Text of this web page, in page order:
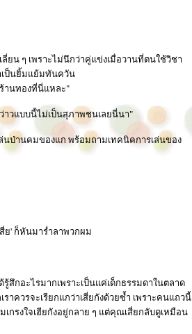
ยน ๆ เพราะไม่นึกว่าคู่แข่งเมื่อวานที่ตนใช้วิชา
เป็นยิ้มแย้มทันควัน
านทองที่นี่แหละ"
าวแบบนี้ไม่เป็นสุภาพชนเลยนี่นา"
ป่านคมของแก พร้อมถามเทคนิคการเล่นของ
ย' ก็หันมาร่ำลาพวกผม
สึกอะไรมากเพราะเป็นแค่เด็กธรรมดาในตลาด
ควรจะเรียกแกว่าเสี่ยกังด้วยซ้ำ เพราะคนแถวนี้
เกรงใจเฮียกังอยู่กลาย ๆ แต่คุณเสี่ยกลับดูเหมือน